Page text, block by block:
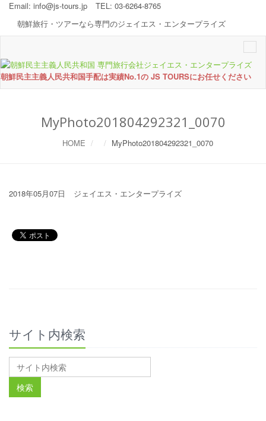
Email: info@js-tours.jp
TEL: 03-6264-8765
朝鮮旅行・ツアーなら専門のジェイエス・エンタープライズ
朝鮮民主主義人民共和国手配は実績No.1の JS TOURSにお任せください
MyPhoto201804292321_0070
HOME MyPhoto201804292321_0070
2018年05月07日 ジェイエス・エンタープライズ
サイト内検索